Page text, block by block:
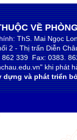
VỀ
ThS. Mai Ngọc
2 - Thị trấn Diễn
339 Fax: 0383.
khi phát
dựng và phát triển